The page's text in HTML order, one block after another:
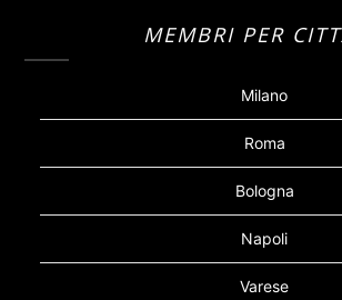
MEMBRI PER
Milano
Roma
Bologna
Napoli
Varese